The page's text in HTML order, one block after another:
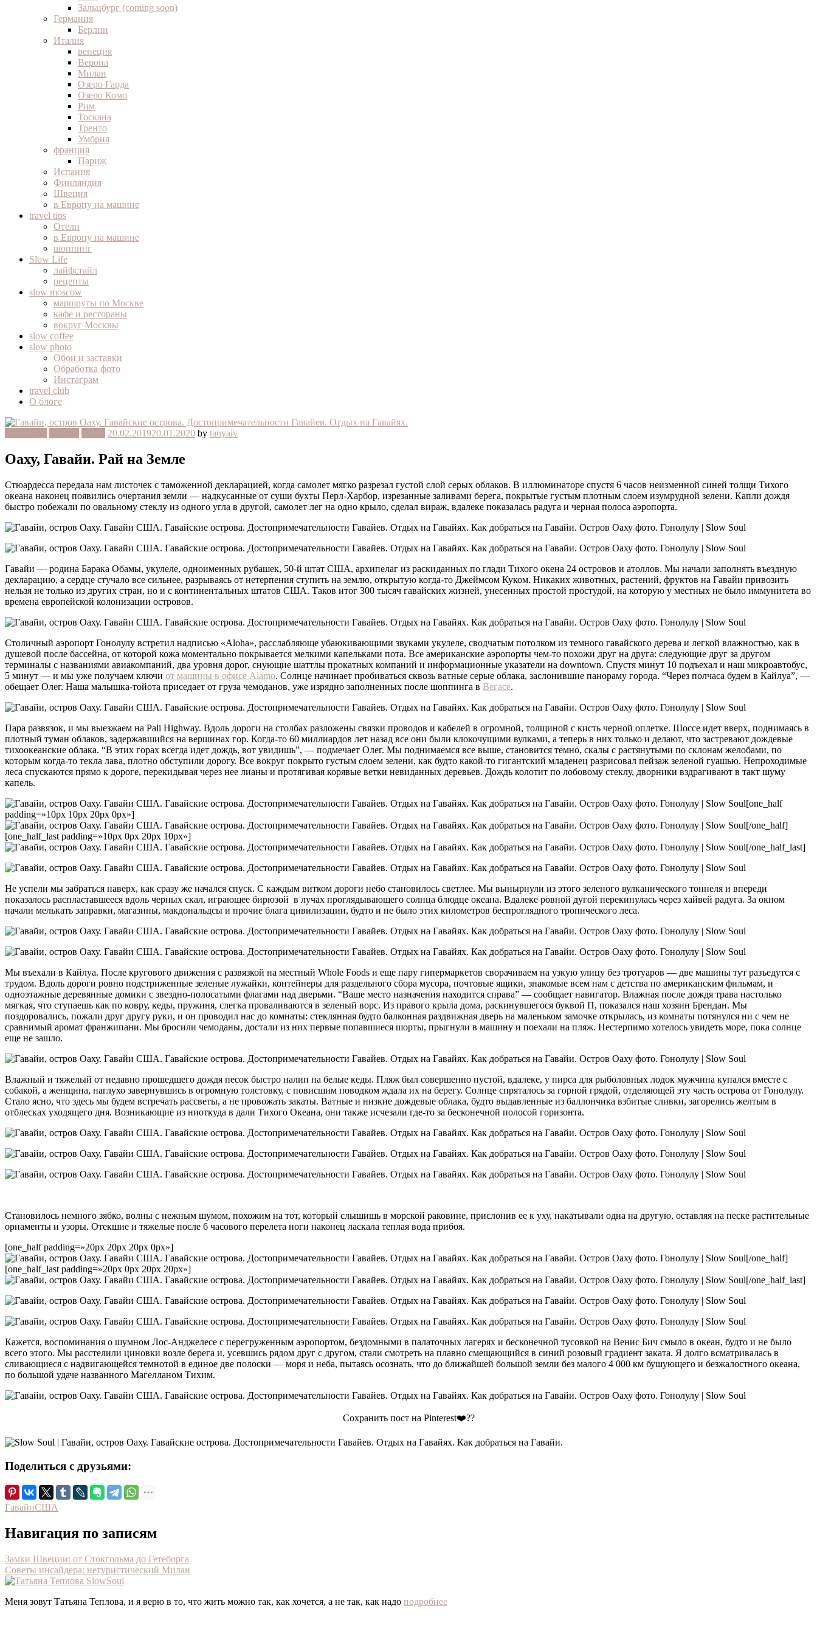
Зальцбург (coming soon)
Германия
Берлин
Италия
венеция
Верона
Милан
Озеро Гарда
Озеро Комо
Рим
Тоскана
Тренто
Умбрия
франция
Париж
Испания
Финляндия
Швеция
в Европу на машине
travel tips
Отели
в Европу на машине
шоппинг
Slow Life
лайфстайл
рецепты
slow moscow
маршруты по Москве
кафе и рестораны
вокруг Москвы
slow coffee
slow photo
Обои и заставки
Обработка фото
Инстаграм
travel club
О блоге
20.02.201920.01.2020 by tanyaiv
Оаху, Гавайи. Рай на Земле
Стюардесса передала нам листочек с таможенной декларацией, когда самолет мягко разрезал густой слой серых облаков. В иллюминаторе спустя 6 часов неизменной синей толщи Тихого
океана наконец появились очертания земли — надкусанные от суши бухты Перл-Харбор, изрезанные заливами берега, покрытые густым плотным слоем изумрудной зелени. Капли дождя
быстро побежали по овальному стеклу из одного угла в другой, самолет лег на одно крыло, сделал вираж, вдалеке показалась радуга и черная полоса аэропорта.
Гавайи — родина Барака Обамы, укулеле, одноименных рубашек, 50-й штат США, архипелаг из раскиданных по глади Тихого окена 24 островов и атоллов. Мы начали заполнять въездную
декларацию, а сердце стучало все сильнее, разрываясь от нетерпения ступить на землю, открытую когда-то Джеймсом Куком. Никаких животных, растений, фруктов на Гавайи привозить
нельзя не только из других стран, но и с континентальных штатов США. Таков итог 300 тысяч гавайских жизней, унесенных простой простудой, на которую у местных не было иммунитета во
времена европейской колонизации островов.
Столичный аэропорт Гонолулу встретил надписью «Aloha», расслабляюще убаюкивающими звуками укулеле, сводчатым потолком из темного гавайского дерева и легкой влажностью, как в
душевой после бассейна, от которой кожа моментально покрывается мелкими капельками пота. Все американские аэропорты чем-то похожи друг на друга: следующие друг за другом
терминалы с названиями авиакомпаний, два уровня дорог, снующие шаттлы прокатных компаний и информационные указатели на downtown. Спустя минут 10 подъехал и наш микроавтобус,
5 минут — и мы уже получаем ключи от машины в офисе Alamo. Солнце начинает пробиваться сквозь ватные серые облака, заслонившие панораму города. “Через полчаса будем в Кайлуа”, —
обещает Олег. Наша малышка-тойота приседает от груза чемоданов, уже изрядно заполненных после шоппинга в Вегасе.
Пара развязок, и мы выезжаем на Pali Highway. Вдоль дороги на столбах разложены связки проводов и кабелей в огромной, толщиной с кисть черной оплетке. Шоссе идет вверх, поднимаясь в
плотный туман облаков, задержавшийся на вершинах гор. Когда-то 60 миллиардов лет назад все они были клокочущими вулками, а теперь в них только и делают, что застревают дождевые
тихоокеанские облака. “В этих горах всегда идет дождь, вот увидишь”, — подмечает Олег. Мы поднимаемся все выше, становится темно, скалы с растянутыми по склонам желобами, по
которым когда-то текла лава, плотно обступили дорогу. Все вокруг покрыто густым слоем зелени, как будто какой-то гигантский младенец разрисовал пейзаж зеленой гуашью. Непроходимые
леса спускаются прямо к дороге, перекидывая через нее лианы и протягивая корявые ветки невиданных деревьев. Дождь колотит по лобовому стеклу, дворники вздрагивают в такт шуму
капель.
[one_half
padding=»10px 10px 20px 0px»]
[/one_half]
[one_half_last padding=»10px 0px 20px 10px»]
[/one_half_last]
Не успели мы забраться наверх, как сразу же начался спуск. С каждым витком дороги небо становилось светлее. Мы вынырнули из этого зеленого вулканического тоннеля и впереди
показалось распластавшееся вдоль черных скал, играющее бирюзой в лучах проглядывающего солнца блюдце океана. Вдалеке ровной дугой перекинулась через хайвей радуга. За окном
начали мелькать заправки, магазины, макдональдсы и прочие блага цивилизации, будто и не было этих километров беспроглядного тропического леса.
Мы въехали в Кайлуа. После кругового движения с развязкой на местный Whole Foods и еще пару гипермаркетов сворачиваем на узкую улицу без тротуаров — две машины тут разъедутся с
трудом. Вдоль дороги ровно подстриженные зеленые лужайки, контейнеры для раздельного сбора мусора, почтовые ящики, знакомые всем нам с детства по американским фильмам, и
одноэтажные деревянные домики с звездно-полосатыми флагами над дверьми. “Ваше место назначения находится справа” — сообщает навигатор. Влажная после дождя трава настолько
мягкая, что ступаешь как по ковру, кеды, пружиня, слегка проваливаются в зеленый ворс. Из правого крыла дома, раскинувшегося буквой П, показался наш хозяин Брендан. Мы
поздоровались, пожали друг другу руки, и он проводил нас до комнаты: стеклянная будто балконная раздвижная дверь на маленьком замочке открылась, из комнаты потянулся ни с чем не
сравнимый аромат франжипани. Мы бросили чемоданы, достали из них первые попавшиеся шорты, прыгнули в машину и поехали на пляж. Нестерпимо хотелось увидеть море, пока солнце
еще не зашло.
Влажный и тяжелый от недавно прошедшего дождя песок быстро налип на белые кеды. Пляж был совершенно пустой, вдалеке, у пирса для рыболовных лодок мужчина купался вместе с
собакой, а женщина, наглухо завернувшись в огромную толстовку, с повисшим поводком ждала их на берегу. Солнце спряталось за горной грядой, отделяющей эту часть острова от Гонолулу.
Стало ясно, что здесь мы будем встречать рассветы, а не провожать закаты. Ватные и низкие дождевые облака, будто выдавленные из баллончика взбитые сливки, загорелись желтым в
отблесках уходящего дня. Возникающие из ниоткуда в дали Тихого Океана, они также исчезали где-то за бесконечной полосой горизонта.
Становилось немного зябко, волны с нежным шумом, похожим на тот, который слышишь в морской раковине, прислонив ее к уху, накатывали одна на другую, оставляя на песке растительные
орнаменты и узоры. Отекшие и тяжелые после 6 часового перелета ноги наконец ласкала теплая вода прибоя.
[one_half padding=»20px 20px 20px 0px»]
[/one_half]
[one_half_last padding=»20px 0px 20px 20px»]
[/one_half_last]
Кажется, воспоминания о шумном Лос-Анджелесе с перегруженным аэропортом, бездомными в палаточных лагерях и бесконечной тусовкой на Венис Бич смыло в океан, будто и не было
всего этого. Мы расстелили циновки возле берега и, усевшись рядом друг с другом, стали смотреть на плавно смещающийся в синий розовый градиент заката. Я долго всматривалась в
сливающиеся с надвигающейся темнотой в единое две полоски — моря и неба, пытаясь осознать, что до ближайшей большой земли без малого 4 000 км бушующего и безжалостного океана,
по большой удаче названного Магелланом Тихим.
Сохранить пост на Pinterest❤️??
Поделиться с друзьями:
ГавайиСША
Навигация по записям
Замки Швеции: от Стокгольма до Гетеборга
Советы инсайдера: нетуристический Милан
Меня зовут Татьяна Теплова, и я верю в то, что жить можно так, как хочется, а не так, как надо подробнее